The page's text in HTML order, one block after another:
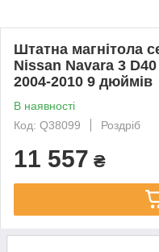
Штатна магнітола
Nissan Navara 3
2004-2010 9 дюймів
В наявності
Код: Q38099
Роздріб
11 557 ₴